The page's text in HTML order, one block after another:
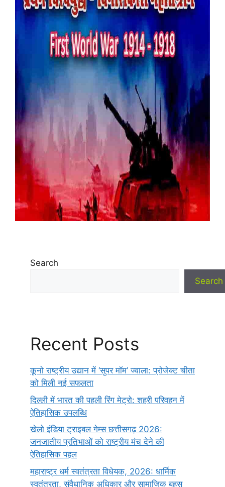
Search
Search
Recent Posts
कूनो राष्ट्रीय उद्यान में ‘सुपर मॉम’ ज्वाला: प्रोजेक्ट चीता
को मिली नई सफलता
दिल्ली में भारत की पहली रिंग मेट्रो: शहरी परिवहन में
ऐतिहासिक उपलब्धि
खेलो इंडिया ट्राइबल गेम्स छत्तीसगढ़ 2026:
जनजातीय प्रतिभाओं को राष्ट्रीय मंच देने की
ऐतिहासिक पहल
महाराष्ट्र धर्म स्वतंत्रता विधेयक, 2026: धार्मिक
स्वतंत्रता, संवैधानिक अधिकार और सामाजिक बहस